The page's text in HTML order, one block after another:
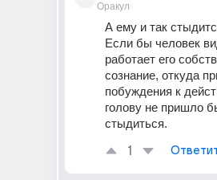
Оракул
А ему и так
Если бы человек
работает его
сознание, откуда
побуждения к
голову не пришло
стыдиться.
1